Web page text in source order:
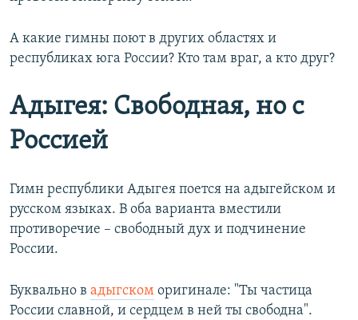
А какие гимны поют в других областях и
республиках юга России? Кто там враг, а кто друг?
Адыгея: Свободная, но с
Россией
Гимн республики Адыгея поется на адыгейском и
русском языках. В оба варианта вместили
противоречие – свободный дух и подчинение
России.
Буквально в адыгском оригинале: "Ты частица
России славной, и сердцем в ней ты свободна".